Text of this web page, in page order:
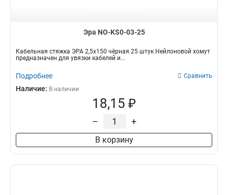
Эра NO-KS0-03-25
Кабельная стяжка ЭРА 2,5х150 чёрная 25 штук Нейлоновой хомут
предназначен для увязки кабелей и...
Подробнее Сравнить
Наличие: В наличии
18,15 ₽
– +
В корзину